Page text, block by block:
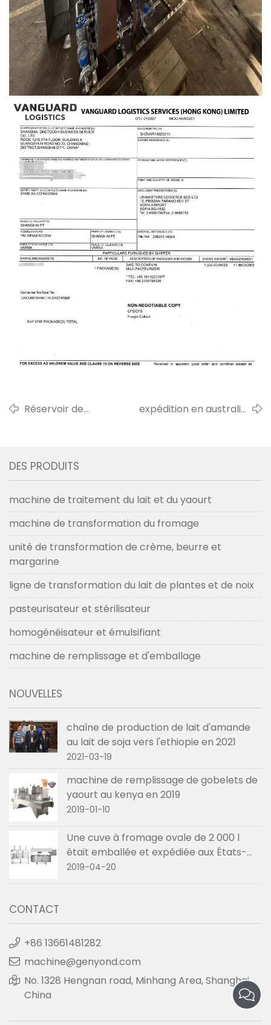
Réservoir de
en 2020
expédition en australie
DES PRODUITS
machine de traitement du lait et du yaourt
machine de transformation du fromage
unité de transformation de crème, beurre et
margarine
ligne de transformation du lait de plantes et de noix
pasteurisateur et stérilisateur
homogénéisateur et émulsifiant
machine de remplissage et d'emballage
NOUVELLES
chaîne de production de lait d'amande
au lait de soja vers l'ethiopie en 2021
2021-03-19
machine de remplissage de gobelets de
yaourt au kenya en 2019
2019-01-10
Une cuve à fromage ovale de 2 000 l
était emballée et expédiée aux États-
Unis en avril 2019
2019-04-20
CONTACT
+86 13661481282
machine@genyond.com
No. 1328 Hengnan road, Minhang Area, Shanghai,
China